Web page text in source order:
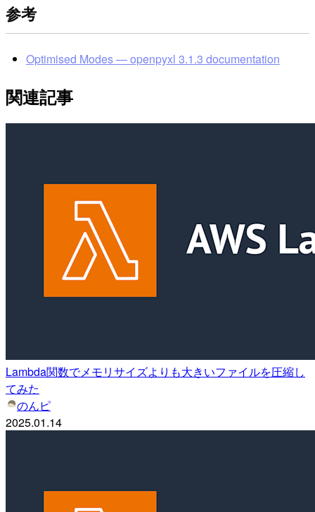
参考
Optimised Modes — openpyxl 3.1.3 documentation
関連記事
Lambda関数でメモリサイズよりも大きいファイルを圧縮し
てみた
のんピ
2025.01.14